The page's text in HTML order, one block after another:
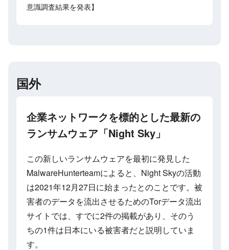
意識調査結果を発表】
国外
企業ネットワークを標的とした最新の
ランサムウェア「Night Sky」
この新しいランサムウェアを最初に発見した
MalwareHunterteamによると、Night Skyの活動
は2021年12月27日に始まったとのことです。被
害者のデータを流出させるためのTorデータ流出
サイトでは、すでに2件の掲載があり、そのう
ちの1件は日本にいる被害者だと説明していま
す。